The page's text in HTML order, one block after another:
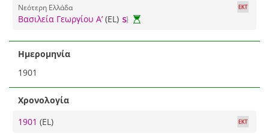
Νεότερη Ελλάδα
Βασιλεία Γεωργίου Α’ (EL)
Ημερομηνία
1901
Χρονολογία
1901 (EL)